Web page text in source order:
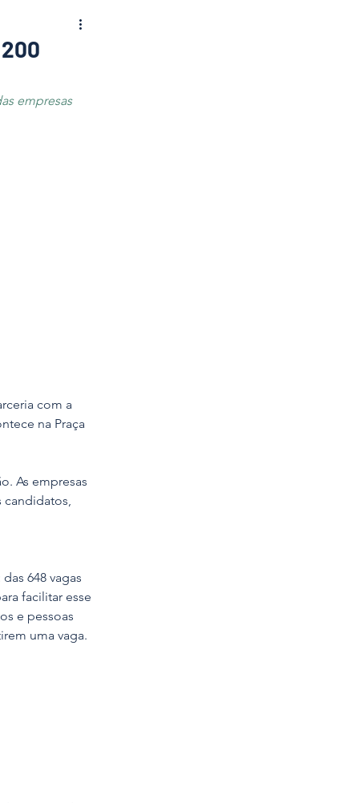
empresas
com a
na Praça
As empresas
candidatos,
648 vagas
facilitar esse
e pessoas
uma vaga.